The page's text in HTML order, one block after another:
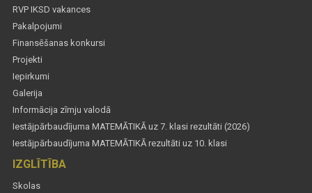
RVP IKSD vakances
Pakalpojumi
Finansēšanas konkursi
Projekti
Iepirkumi
Galerija
Informācija zīmju valodā
Iestājpārbaudījuma MATEMĀTIKĀ uz 7. klasi rezultāti (2026)
Iestājpārbaudījuma MATEMĀTIKĀ rezultāti uz 10. klasi
IZGLĪTĪBA
Skolas